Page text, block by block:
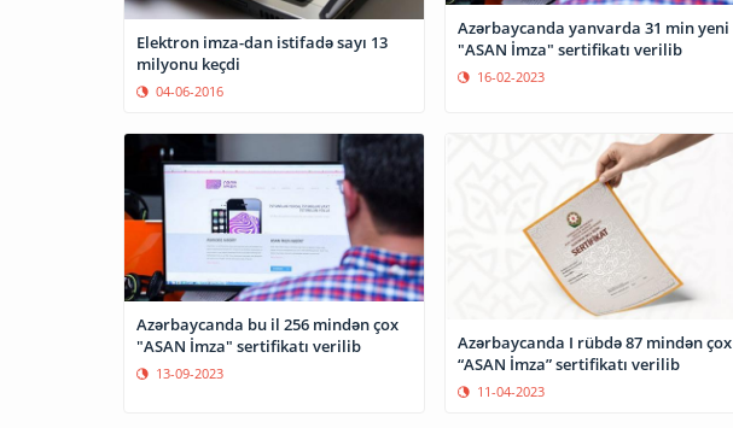
Elektron imza-dan istifadə sayı 13
milyonu keçdi
04-06-2016
Azərbaycanda yanvarda 31 min yeni
"ASAN İmza" sertifikatı verilib
16-02-2023
Azərbaycanda bu il 256 mindən çox
"ASAN İmza" sertifikatı verilib
13-09-2023
Azərbaycanda I rübdə 87 mindən çox
“ASAN İmza” sertifikatı verilib
11-04-2023